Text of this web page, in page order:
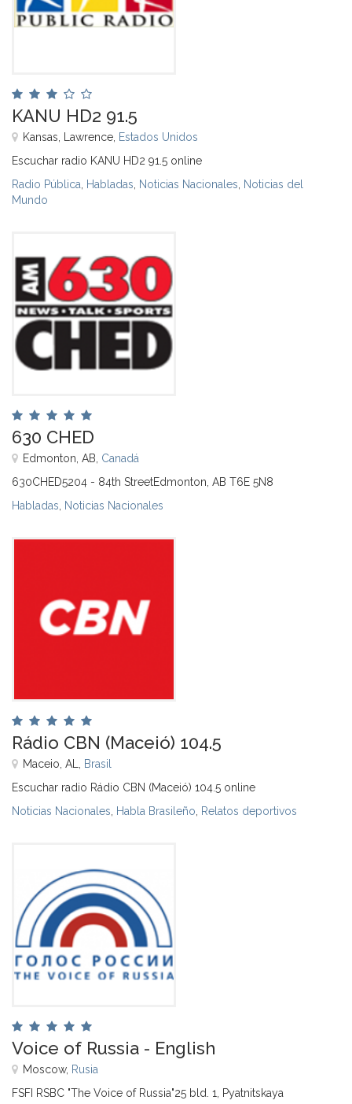
KANU HD2 91.5
Kansas, Lawrence, Estados Unidos
Escuchar radio KANU HD2 91.5 online
Radio Pública Habladas Noticias Nacionales Noticias del
Mundo
630 CHED
Edmonton, AB, Canadá
630CHED5204 - 84th StreetEdmonton, AB T6E 5N8
Habladas Noticias Nacionales
Rádio CBN (Maceió) 104.5
Maceio, AL, Brasil
Escuchar radio Rádio CBN (Maceió) 104.5 online
Noticias Nacionales Habla Brasileño Relatos deportivos
Voice of Russia - English
Moscow, Rusia
FSFI RSBC "The Voice of Russia"25 bld. 1, Pyatnitskaya